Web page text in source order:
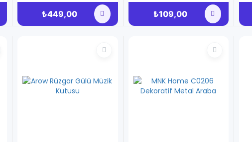
₺449,00 ₺109,00